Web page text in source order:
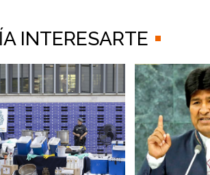
INTERESARTE